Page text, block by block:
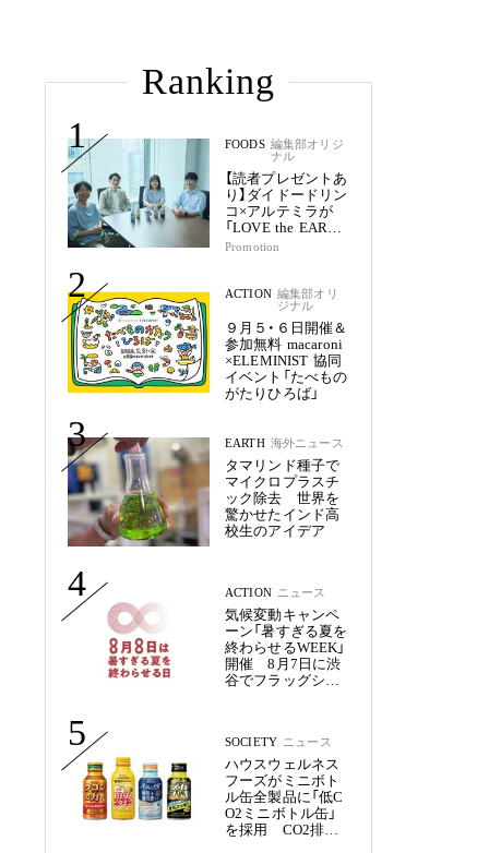
Ranking
1
FOODS 編集部オリジ
ナル
【読者プレゼントあ
り】ダイドードリン
コ×アルテミラが
「LOVE the EARTH
シリーズ」で目指す
Promotion
2 ACTION 編集部オリ
ジナル
９月５・６日開催＆
参加無料 macaroni
×ELEMINIST 協同
イベント「たべもの
がたりひろば」
3 EARTH 海外ニュース
タマリンド種子で
マイクロプラスチ
ック除去 世界を
驚かせたインド高
校生のアイデア
4 ACTION ニュース
気候変動キャンペ
ーン「暑すぎる夏を
終わらせるWEEK」
開催 8月7日に渋
谷でフラッグシッ
5 SOCIETY ニュース
ハウスウェルネス
フーズがミニボト
ル缶全製品に「低C
O2ミニボトル缶」
を採用 CO2排出